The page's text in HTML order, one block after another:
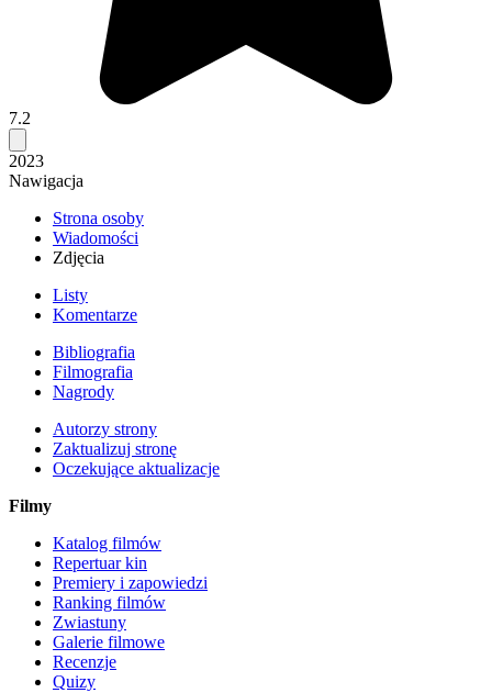
7.2
2023
Nawigacja
Strona osoby
Wiadomości
Zdjęcia
Listy
Komentarze
Bibliografia
Filmografia
Nagrody
Autorzy strony
Zaktualizuj stronę
Oczekujące aktualizacje
Filmy
Katalog filmów
Repertuar kin
Premiery i zapowiedzi
Ranking filmów
Zwiastuny
Galerie filmowe
Recenzje
Quizy